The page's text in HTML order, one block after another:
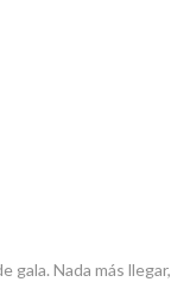
gala. Nada más llegar,